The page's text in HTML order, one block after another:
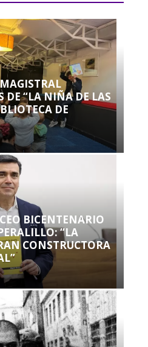
DE “LA NIÑA DE LAS
DE
BICENTENARIO
“LA
CONSTRUCTORA